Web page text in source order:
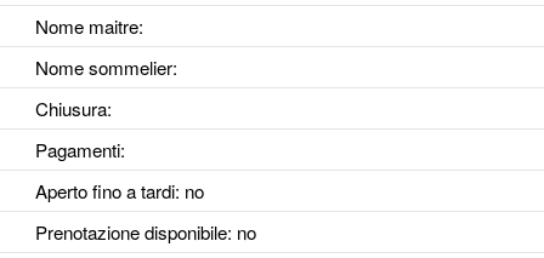
Nome maitre:
Nome sommelier:
Chiusura:
Pagamenti:
Aperto fino a tardi: no
Prenotazione disponibile: no